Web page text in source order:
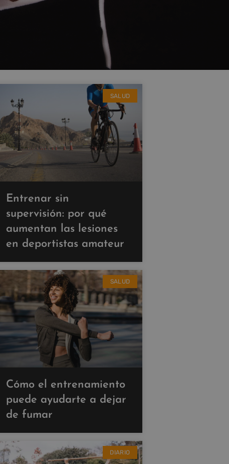
SALUD
Entrenar sin
supervisión: por qué
aumentan las lesiones
en deportistas amateur
SALUD
Cómo el entrenamiento
puede ayudarte a dejar
de fumar
DIARIO